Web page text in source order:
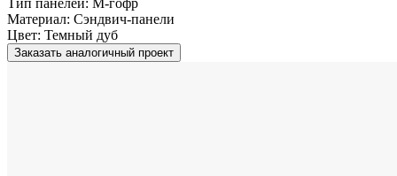
Материал: Сэндвич-панели
Цвет: Темный дуб
Заказать аналогичный проект